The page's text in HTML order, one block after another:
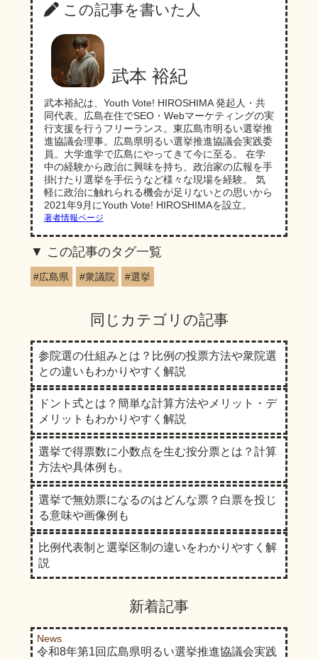
この記事を書いた人
武本 裕紀
武本裕紀は、Youth Vote! HIROSHIMA 発起人・共
同代表。広島在住でSEO・Webマーケティングの実
行支援を行うフリーランス。東広島市明るい選挙推
進協議会理事。広島県明るい選挙推進協議会実践委
員。大学進学で広島にやってきて今に至る。 在学
中の経験から政治に興味を持ち、政治家の広報を手
掛けたり選挙を手伝うなど様々な現場を経験。 気
軽に政治に触れられる機会が足りないとの思いから
2021年9月にYouth Vote! HIROSHIMAを設立。
著者情報ページ
この記事のタグ一覧
#広島県 #衆議院 #選挙
同じカテゴリの記事
参院選の仕組みとは？比例の投票方法や衆院選
との違いもわかりやすく解説
ドント式とは？簡単な計算方法やメリット・デ
メリットもわかりやすく解説
選挙で得票数に小数点を生む按分票とは？計算
方法や具体例も。
選挙で無効票になるのはどんな票？白票を投じ
る意味や画像例も
比例代表制と選挙区制の違いをわかりやすく解
説
新着記事
News
令和8年第1回広島県明るい選挙推進協議会実践